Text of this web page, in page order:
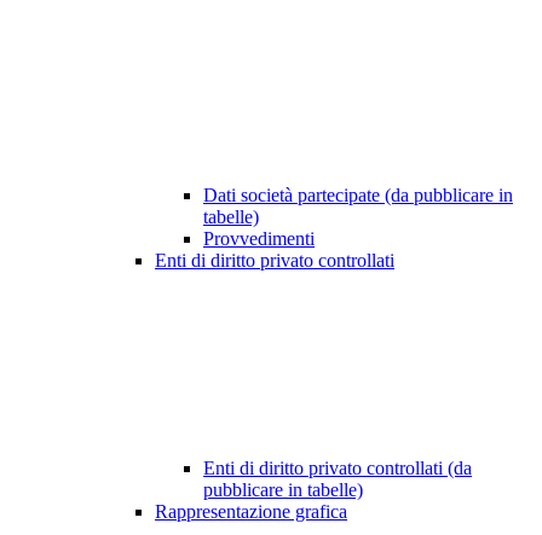
Dati società partecipate (da pubblicare in
tabelle)
Provvedimenti
Enti di diritto privato controllati
Enti di diritto privato controllati (da
pubblicare in tabelle)
Rappresentazione grafica